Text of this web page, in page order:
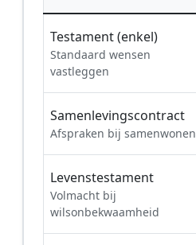
Testament (enkel)
Standaard wensen
vastleggen
Samenlevingscontract
Afspraken bij samenwonen
Levenstestament
Volmacht bij
wilsonbekwaamheid